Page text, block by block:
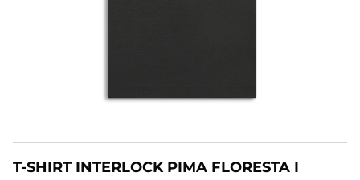
T-SHIRT INTERLOCK PIMA FLORESTA I